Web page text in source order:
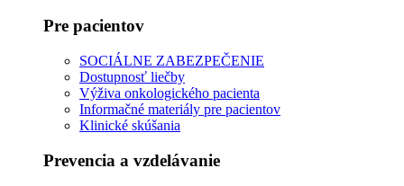
Pre pacientov
SOCIÁLNE ZABEZPEČENIE
Dostupnosť liečby
Výživa onkologického pacienta
Informačné materiály pre pacientov
Klinické skúšania
Prevencia a vzdelávanie